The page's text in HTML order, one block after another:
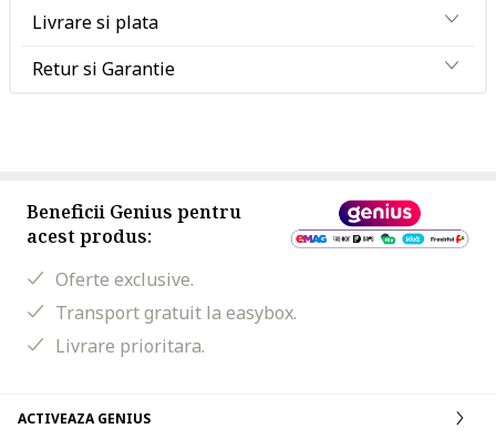
Livrare si plata
Retur si Garantie
Beneficii Genius pentru
acest produs:
Oferte exclusive.
Transport gratuit la easybox.
Livrare prioritara.
ACTIVEAZA GENIUS